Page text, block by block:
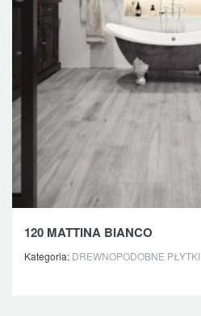
120 MATTINA BIANCO
Kategoria: DREWNOPODOBNE PŁYTKI